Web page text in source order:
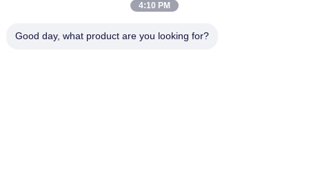
4:10 PM
Good day, what product are you looking for?